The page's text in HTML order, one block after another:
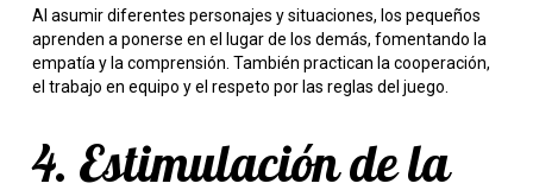
Al asumir diferentes personajes y situaciones, los pequeños
aprenden a ponerse en el lugar de los demás, fomentando la
empatía y la comprensión. También practican la cooperación,
el trabajo en equipo y el respeto por las reglas del juego.
4. Estimulación de la